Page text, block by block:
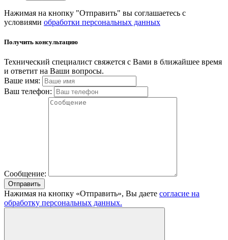
Нажимая на кнопку "Отправить" вы соглашаетесь с
условиями обработки персональных данных
Получить консультацию
Технический специалист свяжется с Вами в ближайшее время
и ответит на Ваши вопросы.
Ваше имя:
Ваш телефон:
Сообщение:
Отправить
Нажимая на кнопку «Отправить», Вы даете согласие на
обработку персональных данных.